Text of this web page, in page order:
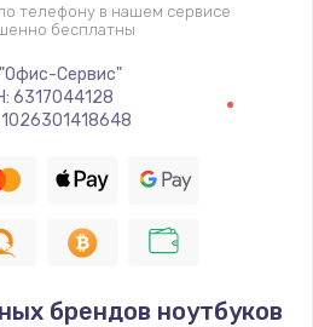
телефону в нашем сервисе
бесплатны
Сервис"
6317044128
брендов ноутбуков